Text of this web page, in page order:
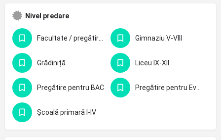
Nivel predare
Gimnaziu V-VIII
Grădiniță Liceu IX-XII
Pregătire pentru BAC
Școală primară I-IV